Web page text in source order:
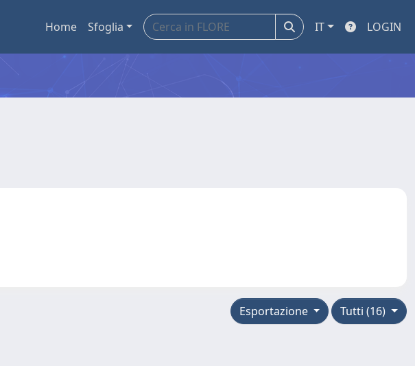
Home Sfoglia IT LOGIN
Tutti (16)
Esportazione